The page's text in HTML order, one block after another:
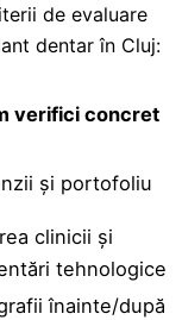
de evaluare
dentar în Cluj:
verifici concret
și portofoliu
clinicii și
tehnologice
înainte/după